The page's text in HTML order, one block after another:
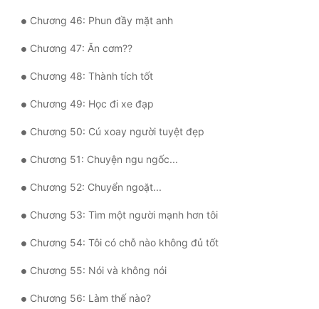
Đông Phương Huyền Huyễn
Đồng Nhân
Cẩu Đạo Trường Sinh
Ngự Thú
Truyện Nam
Truyện Nữ
Vô Địch Lưu
Xây Dựng Thế Lực
Đam Mỹ
Chương 46: Phun đầy mặt anh
Chương 47: Ăn cơm??
Chương 48: Thành tích tốt
Chương 49: Học đi xe đạp
Chương 50: Cú xoay người tuyệt đẹp
Chương 51: Chuyện ngu ngốc...
Chương 52: Chuyển ngoặt...
Chương 53: Tìm một người mạnh hơn tôi
Chương 54: Tôi có chỗ nào không đủ tốt
Chương 55: Nói và không nói
Chương 56: Làm thế nào?